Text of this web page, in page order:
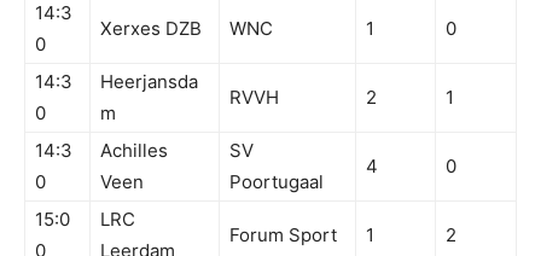
14:3
0
Xerxes DZB WNC 1 0
14:3
0
Heerjansda
m
RVVH 2 1
14:3
0
Achilles
Veen
SV
Poortugaal
4 0
15:0
0
LRC
Leerdam
Forum Sport 1 2